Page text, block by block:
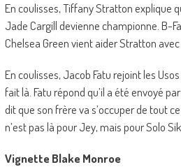
En coulisses, Tiffany Stratton explique
Jade Cargill devienne championne. B-
Chelsea Green vient aider Stratton
En coulisses, Jacob Fatu rejoint les
fait là. Fatu répond qu’il a été envoyé
dit que son frère va s’occuper de tout
n’est pas là pour Jey, mais pour Solo
Vignette Blake Monroe